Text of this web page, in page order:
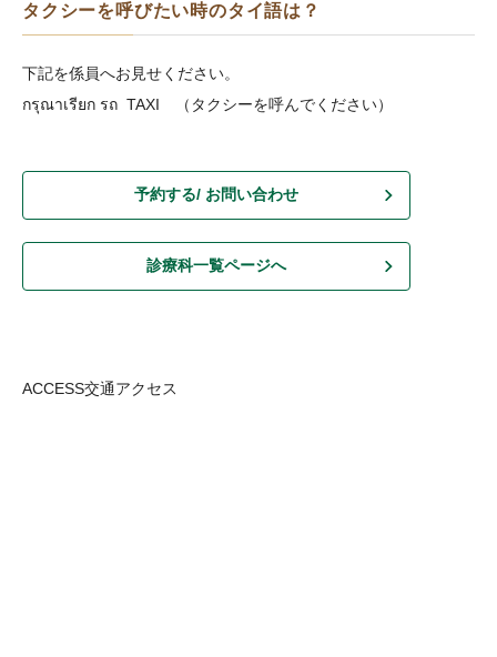
タクシーを呼びたい時のタイ語は？
下記を係員へお見せください。
กรุณาเรียก รถ TAXI （タクシーを呼んでください）
予約する/ お問い合わせ
診療科一覧ページへ
ACCESS交通アクセス